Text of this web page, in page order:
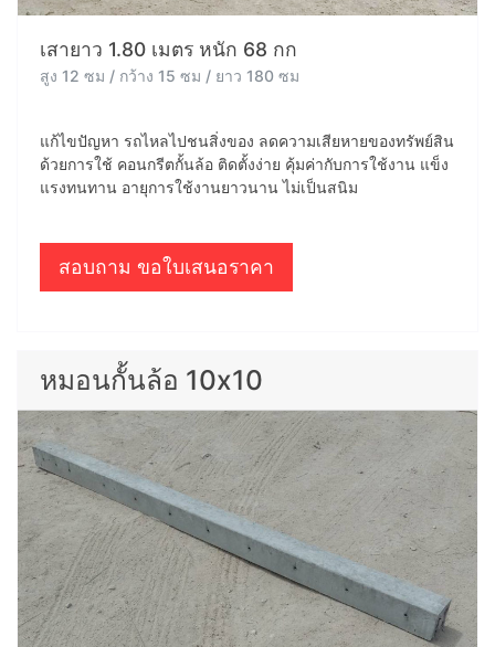
เสายาว 1.80 เมตร หนัก 68 กก
สูง 12 ซม / กว้าง 15 ซม / ยาว 180 ซม
แก้ไขปัญหา รถไหลไปชนสิ่งของ ลดความเสียหายของทรัพย์สิน
ด้วยการใช้ คอนกรีตกั้นล้อ ติดตั้งง่าย คุ้มค่ากับการใช้งาน แข็ง
แรงทนทาน อายุการใช้งานยาวนาน ไม่เป็นสนิม
สอบถาม ขอใบเสนอราคา
หมอนกั้นล้อ 10x10